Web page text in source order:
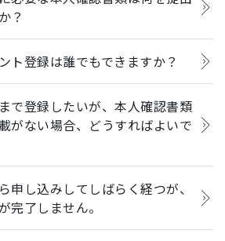
？
ト登録は誰でもできますか？
で登録したいが、本人確認書類
がない場合、どうすればよいで
申し込みしてしばらく経つが、
完了しません。